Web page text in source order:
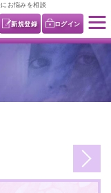
お悩みを相談
新規登録 ログイン